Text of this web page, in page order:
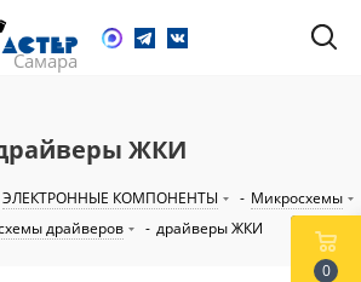
ЖКИ
ЭЛЕКТРОННЫЕ КОМПОНЕНТЫ - Микросхемы
драйверов - драйверы ЖКИ
0